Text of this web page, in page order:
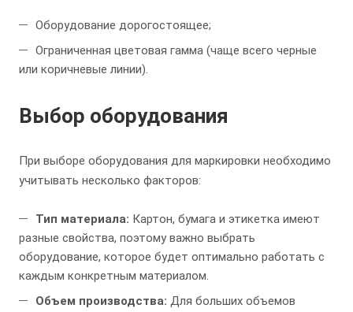
Оборудование дорогостоящее;
Ограниченная цветовая гамма (чаще всего черные
или коричневые линии).
Выбор оборудования
При выборе оборудования для маркировки необходимо
учитывать несколько факторов:
Тип материала: Картон, бумага и этикетка имеют
разные свойства, поэтому важно выбрать
оборудование, которое будет оптимально работать с
каждым конкретным материалом.
Объем производства: Для больших объемов